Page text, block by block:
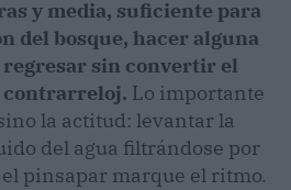
y media, suficiente para
del bosque, hacer alguna
sin convertir el
contrarreloj. Lo importante
la actitud: levantar la
del agua filtrándose por
pinsapar marque el ritmo.